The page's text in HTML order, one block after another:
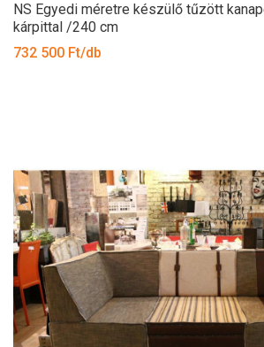
NS Egyedi méretre készülő tűzött
kárpittal /240 cm
732 500 Ft/db